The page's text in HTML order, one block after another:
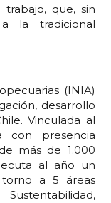
que, sin
la tradicional
(INIA)
desarrollo
Vinculada al
con presencia
más de 1.000
al año un
a 5 áreas